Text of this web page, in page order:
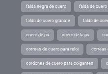
falda negra de cuero falda de cuero
falda de cuero granate falda de
cuero de pu cuero de la pu
correas de cuero para reloj correas
cordones de cuero para colgantes